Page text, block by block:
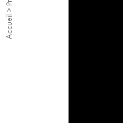
Accueil
>